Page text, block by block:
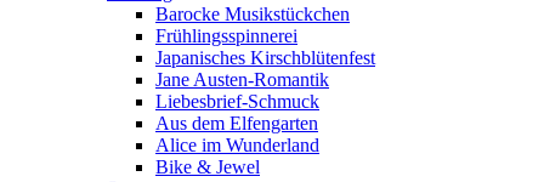
Barocke Musikstückchen
Frühlingsspinnerei
Japanisches Kirschblütenfest
Jane Austen-Romantik
Liebesbrief-Schmuck
Aus dem Elfengarten
Alice im Wunderland
Bike & Jewel